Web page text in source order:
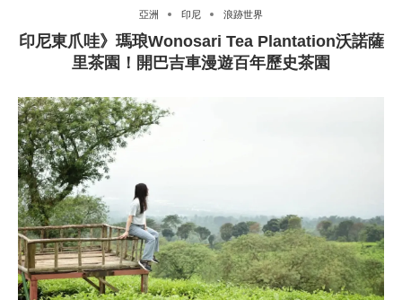
亞洲 印尼 浪跡世界
印尼東爪哇》瑪琅Wonosari Tea Plantation沃諾薩
里茶園！開巴吉車漫遊百年歷史茶園